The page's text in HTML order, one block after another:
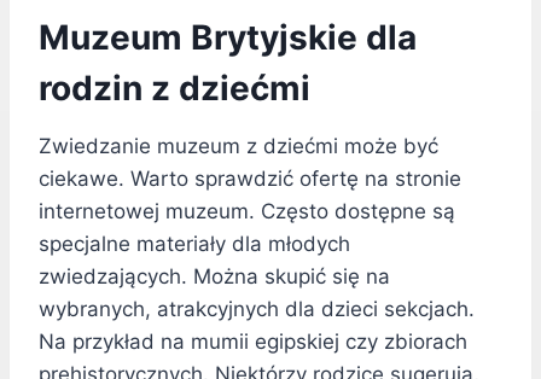
Muzeum Brytyjskie dla
rodzin z dziećmi
Zwiedzanie muzeum z dziećmi może być
ciekawe. Warto sprawdzić ofertę na stronie
internetowej muzeum. Często dostępne są
specjalne materiały dla młodych
zwiedzających. Można skupić się na
wybranych, atrakcyjnych dla dzieci sekcjach.
Na przykład na mumii egipskiej czy zbiorach
prehistorycznych. Niektórzy rodzice sugerują,